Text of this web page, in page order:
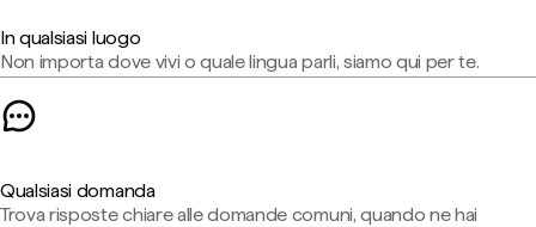
In qualsiasi luogo
Non importa dove vivi o quale lingua parli, siamo qui per te.
Qualsiasi domanda
Trova risposte chiare alle domande comuni, quando ne hai